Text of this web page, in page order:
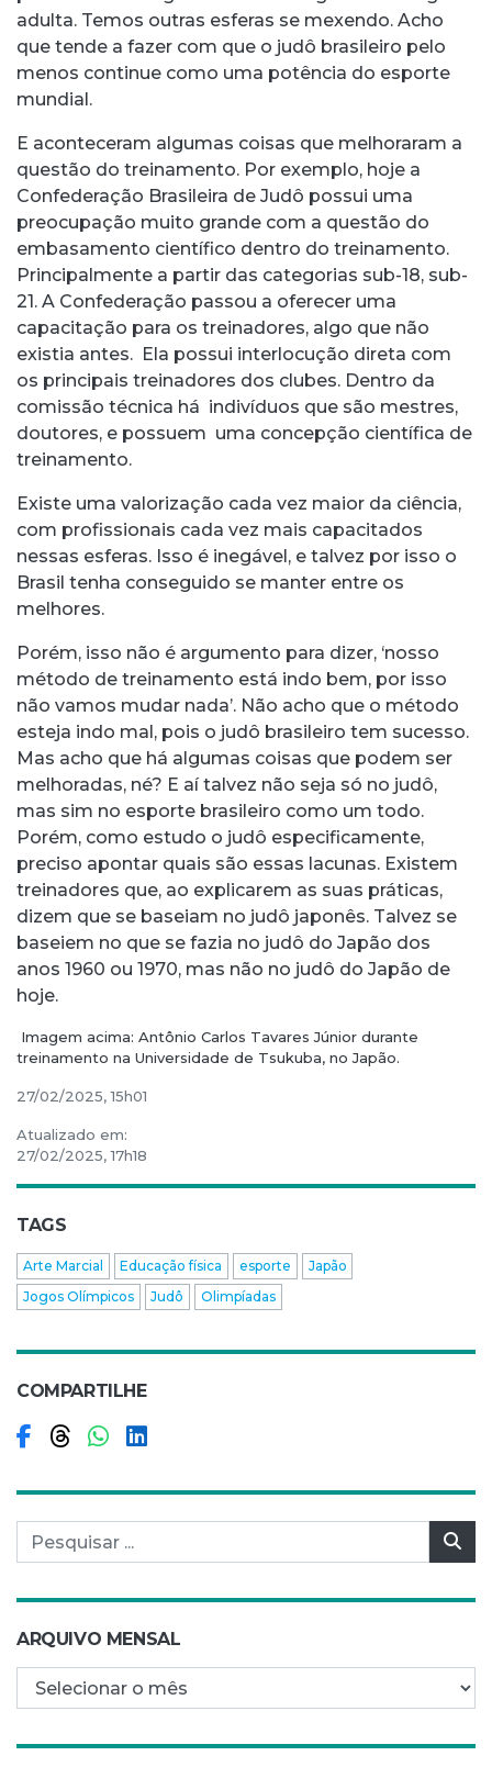
adulta. Temos outras esferas se mexendo. Acho
que tende a fazer com que o judô brasileiro pelo
menos continue como uma potência do esporte
mundial.
E aconteceram algumas coisas que melhoraram a
questão do treinamento. Por exemplo, hoje a
Confederação Brasileira de Judô possui uma
preocupação muito grande com a questão do
embasamento científico dentro do treinamento.
Principalmente a partir das categorias sub-18, sub-
21. A Confederação passou a oferecer uma
capacitação para os treinadores, algo que não
existia antes. Ela possui interlocução direta com
os principais treinadores dos clubes. Dentro da
comissão técnica há indivíduos que são mestres,
doutores, e possuem uma concepção científica de
treinamento.
Existe uma valorização cada vez maior da ciência,
com profissionais cada vez mais capacitados
nessas esferas. Isso é inegável, e talvez por isso o
Brasil tenha conseguido se manter entre os
melhores.
Porém, isso não é argumento para dizer, ‘nosso
método de treinamento está indo bem, por isso
não vamos mudar nada’. Não acho que o método
esteja indo mal, pois o judô brasileiro tem sucesso.
Mas acho que há algumas coisas que podem ser
melhoradas, né? E aí talvez não seja só no judô,
mas sim no esporte brasileiro como um todo.
Porém, como estudo o judô especificamente,
preciso apontar quais são essas lacunas. Existem
treinadores que, ao explicarem as suas práticas,
dizem que se baseiam no judô japonês. Talvez se
baseiem no que se fazia no judô do Japão dos
anos 1960 ou 1970, mas não no judô do Japão de
hoje.
Imagem acima: Antônio Carlos Tavares Júnior durante
treinamento na Universidade de Tsukuba, no Japão.
27/02/2025, 15h01
Atualizado em:
27/02/2025, 17h18
TAGS
Arte Marcial Educação física esporte
Japão
Jogos Olímpicos
Judô Olimpíadas
COMPARTILHE
Compartilhar no Facebook
Compartilhar no Threads
Compartilhar no WhatsApp
Compartilhar no LinkedIn
Pesquisar por:
ARQUIVO MENSAL
Arquivo mensal